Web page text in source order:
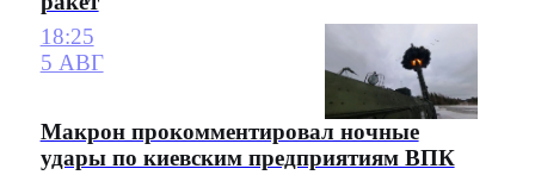
18:25
5 АВГ
Макрон прокомментировал ночные
удары по киевским предприятиям ВПК